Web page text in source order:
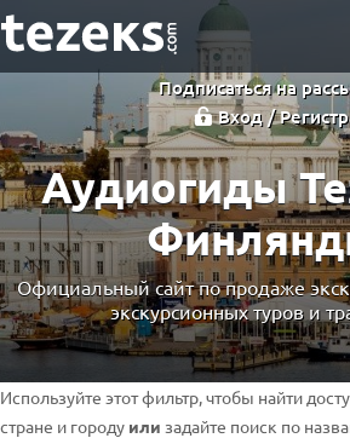
Подписаться на
Вход /
Аудиогиды
Официальный сайт по продаже
экскурсионных туров и
Используйте этот фильтр, чтобы найти
стране и городу или задайте поиск по